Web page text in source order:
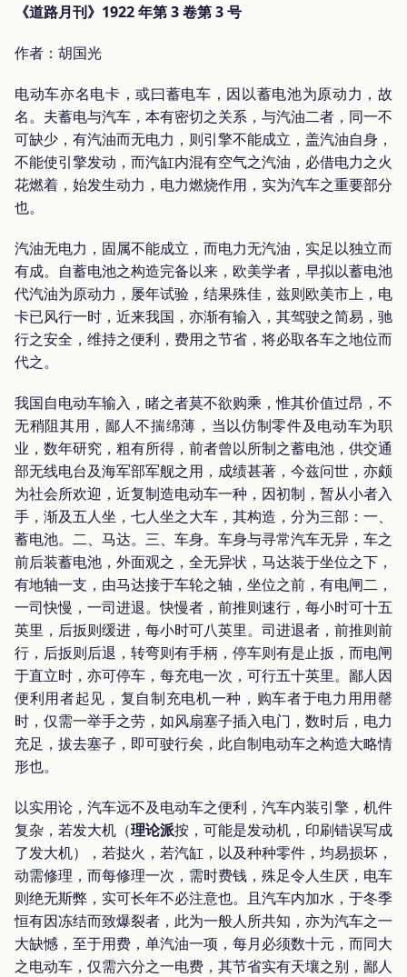
《道路月刊》1922 年第 3 卷第 3 号
作者：胡国光
电动车亦名电卡，或曰蓄电车，因以蓄电池为原动力，故
名。夫蓄电与汽车，本有密切之关系，与汽油二者，同一不
可缺少，有汽油而无电力，则引擎不能成立，盖汽油自身，
不能使引擎发动，而汽缸内混有空气之汽油，必借电力之火
花燃着，始发生动力，电力燃烧作用，实为汽车之重要部分
也。
汽油无电力，固属不能成立，而电力无汽油，实足以独立而
有成。自蓄电池之构造完备以来，欧美学者，早拟以蓄电池
代汽油为原动力，屡年试验，结果殊佳，兹则欧美市上，电
卡已风行一时，近来我国，亦渐有输入，其驾驶之简易，驰
行之安全，维持之便利，费用之节省，将必取各车之地位而
代之。
我国自电动车输入，睹之者莫不欲购乘，惟其价值过昂，不
无稍阻其用，鄙人不揣绵薄，当以仿制零件及电动车为职
业，数年研究，粗有所得，前者曾以所制之蓄电池，供交通
部无线电台及海军部军舰之用，成绩甚著，今兹问世，亦颇
为社会所欢迎，近复制造电动车一种，因初制，暂从小者入
手，渐及五人坐，七人坐之大车，其构造，分为三部：一、
蓄电池。二、马达。三、车身。车身与寻常汽车无异，车之
前后装蓄电池，外面观之，全无异状，马达装于坐位之下，
有地轴一支，由马达接于车轮之轴，坐位之前，有电闸二，
一司快慢，一司进退。快慢者，前推则速行，每小时可十五
英里，后扳则缓进，每小时可八英里。司进退者，前推则前
行，后扳则后退，转弯则有手柄，停车则有是止扳，而电闸
于直立时，亦可停车，每充电一次，可行五十英里。鄙人因
便利用者起见，复自制充电机一种，购车者于电力用用罄
时，仅需一举手之劳，如风扇塞子插入电门，数时后，电力
充足，拔去塞子，即可驶行矣，此自制电动车之构造大略情
形也。
以实用论，汽车远不及电动车之便利，汽车内装引擎，机件
复杂，若发大机（理论派按，可能是发动机，印刷错误写成
了发大机），若挞火，若汽缸，以及种种零件，均易损坏，
动需修理，而每修理一次，需时费钱，殊足令人生厌，电车
则绝无斯弊，实可长年不必注意也。且汽车内加水，于冬季
恒有因冻结而致爆裂者，此为一般人所共知，亦为汽车之一
大缺憾，至于用费，单汽油一项，每月必须数十元，而同大
之电动车，仅需六分之一电费，其节省实有天壤之别，鄙人